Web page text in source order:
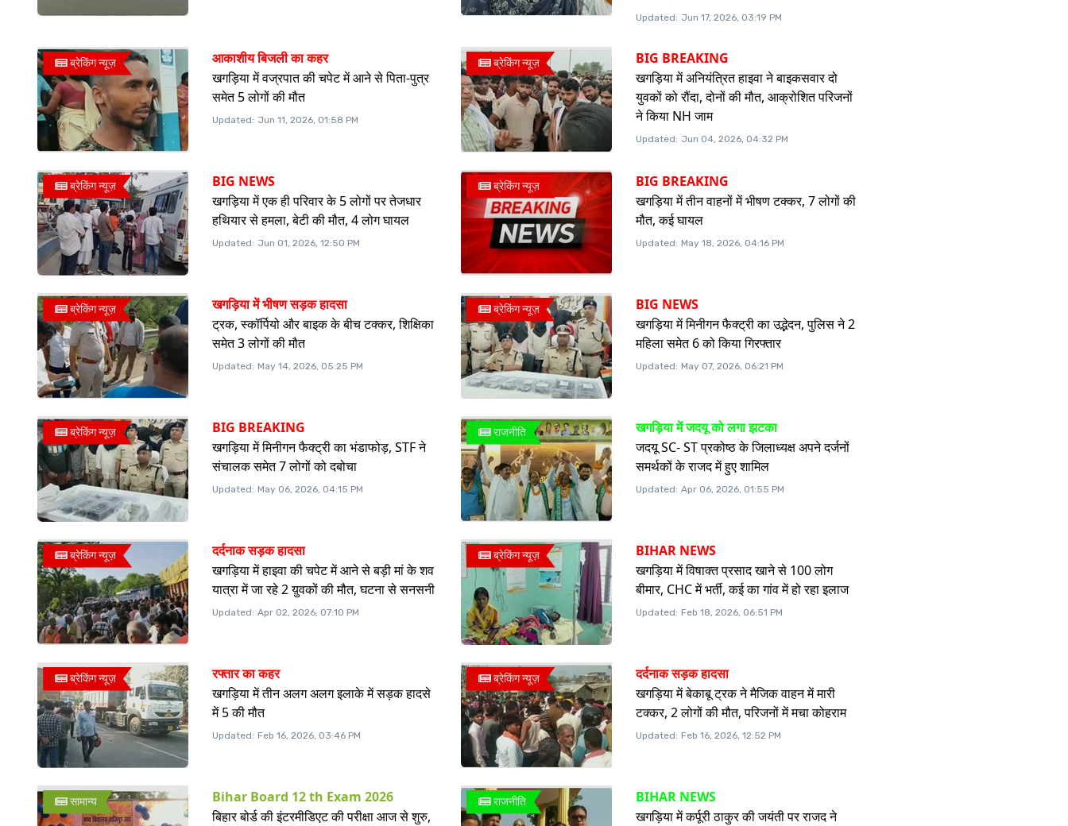
Updated: Jun 17, 2026, 03:19 PM
ब्रेकिंग न्यूज़
आकाशीय बिजली का कहर
खगड़िया में वज्रपात की चपेट में आने से पिता-पुत्र
समेत 5 लोगों की मौत
Updated: Jun 11, 2026, 01:58 PM
ब्रेकिंग न्यूज़
BIG BREAKING
खगड़िया में अनियंत्रित हाइवा ने बाइकसवार दो
युवकों को रौंदा, दोनों की मौत, आक्रोशित परिजनों
ने किया NH जाम
Updated: Jun 04, 2026, 04:32 PM
ब्रेकिंग न्यूज़
BIG NEWS
खगड़िया में एक ही परिवार के 5 लोगों पर तेजधार
हथियार से हमला, बेटी की मौत, 4 लोग घायल
Updated: Jun 01, 2026, 12:50 PM
ब्रेकिंग न्यूज़
BIG BREAKING
खगड़िया में तीन वाहनों में भीषण टक्कर, 7 लोगों की
मौत, कई घायल
Updated: May 18, 2026, 04:16 PM
ब्रेकिंग न्यूज़
खगड़िया में भीषण सड़क हादसा
ट्रक, स्कॉर्पियो और बाइक के बीच टक्कर, शिक्षिका
समेत 3 लोगों की मौत
Updated: May 14, 2026, 05:25 PM
ब्रेकिंग न्यूज़
BIG NEWS
खगड़िया में मिनीगन फैक्ट्री का उद्भेदन, पुलिस ने 2
महिला समेत 6 को किया गिरफ्तार
Updated: May 07, 2026, 06:21 PM
ब्रेकिंग न्यूज़
BIG BREAKING
खगड़िया में मिनीगन फैक्ट्री का भंडाफोड़, STF ने
संचालक समेत 7 लोगों को दबोचा
Updated: May 06, 2026, 04:15 PM
राजनीति
खगड़िया में जदयू को लगा झटका
जदयू SC- ST प्रकोष्ठ के जिलाध्यक्ष अपने दर्जनों
समर्थकों के राजद में हुए शामिल
Updated: Apr 06, 2026, 01:55 PM
ब्रेकिंग न्यूज़
दर्दनाक सड़क हादसा
खगड़िया में हाइवा की चपेट में आने से बड़ी मां के शव
यात्रा में जा रहे 2 य़ुवकों की मौत, घटना से सनसनी
Updated: Apr 02, 2026, 07:10 PM
ब्रेकिंग न्यूज़
BIHAR NEWS
खगड़िया में विषाक्त प्रसाद खाने से 100 लोग
बीमार, CHC में भर्ती, कई का गांव में हो रहा इलाज
Updated: Feb 18, 2026, 06:51 PM
ब्रेकिंग न्यूज़
रफ्तार का कहर
खगड़िया में तीन अलग अलग इलाके में सड़क हादसे
में 5 की मौत
Updated: Feb 16, 2026, 03:46 PM
ब्रेकिंग न्यूज़
दर्दनाक सड़क हादसा
खगड़िया में बेकाबू ट्रक ने मैजिक वाहन में मारी
टक्कर, 2 लोगों की मौत, परिजनों में मचा कोहराम
Updated: Feb 16, 2026, 12:52 PM
सामान्य
Bihar Board 12 th Exam 2026
बिहार बोर्ड की इंटरमीडिएट की परीक्षा आज से शुरु,
राजनीति
BIHAR NEWS
खगड़िया में कर्पूरी ठाकुर की जयंती पर राजद ने